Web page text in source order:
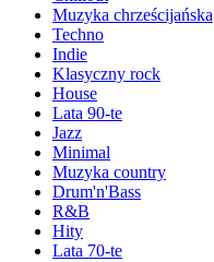
Muzyka chrześcijańska
Techno
Indie
Klasyczny rock
House
Lata 90-te
Jazz
Minimal
Muzyka country
Drum'n'Bass
R&B
Hity
Lata 70-te